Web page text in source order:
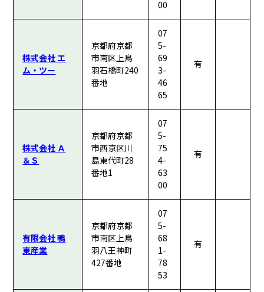
00
株式会社 エ
ム・ツー
京都府京都
市南区上鳥
羽石橋町240
番地
07
5-
69
3-
46
65
有
株式会社 Ａ
＆Ｓ
京都府京都
市西京区川
島東代町28
番地1
07
5-
75
4-
63
00
有
有限会社 鴨
東産業
京都府京都
市南区上鳥
羽八王神町
427番地
07
5-
68
1-
78
53
有